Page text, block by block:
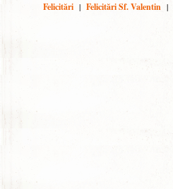
Felicitări | Felicitări Sf. Valentin |